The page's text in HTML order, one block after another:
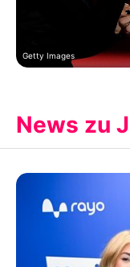
Getty Images
News zu